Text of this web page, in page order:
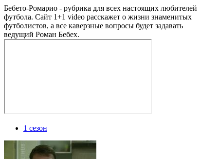
Бебето-Ромарио - рубрика для всех настоящих любителей
футбола. Сайт 1+1 video расскажет о жизни знаменитых
футболистов, а все каверзные вопросы будет задавать
ведущий Роман Бебех.
1 сезон